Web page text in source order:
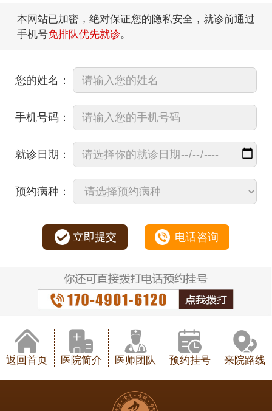
本网站已加密，绝对保证您的隐私安全，就诊前通过
手机号免排队优先就诊。
您的姓名：
手机号码：
就诊日期：
预约病种：
立即提交 电话咨询
返回首页 医院简介 医师团队 预约挂号 来院路线